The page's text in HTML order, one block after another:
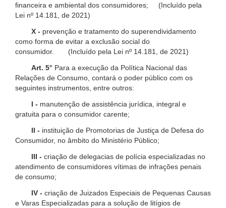
financeira e ambiental dos consumidores; (Incluído pela
Lei nº 14.181, de 2021)
X - prevenção e tratamento do superendividamento
como forma de evitar a exclusão social do
consumidor. (Incluído pela Lei nº 14.181, de 2021)
Art. 5° Para a execução da Política Nacional das
Relações de Consumo, contará o poder público com os
seguintes instrumentos, entre outros:
I - manutenção de assistência jurídica, integral e
gratuita para o consumidor carente;
II - instituição de Promotorias de Justiça de Defesa do
Consumidor, no âmbito do Ministério Público;
III - criação de delegacias de polícia especializadas no
atendimento de consumidores vítimas de infrações penais
de consumo;
IV - criação de Juizados Especiais de Pequenas Causas
e Varas Especializadas para a solução de litígios de